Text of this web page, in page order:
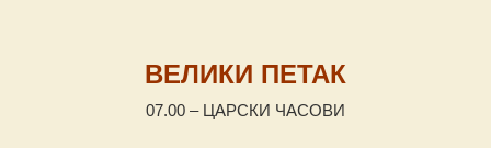
ВЕЛИКИ ПЕТАК
07.00 – ЦАРСКИ ЧАСОВИ